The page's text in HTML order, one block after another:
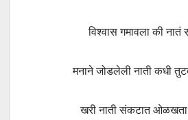
विश्वास गमावला की नातं
मनाने जोडलेली नाती कधी
खरी नाती संकटात